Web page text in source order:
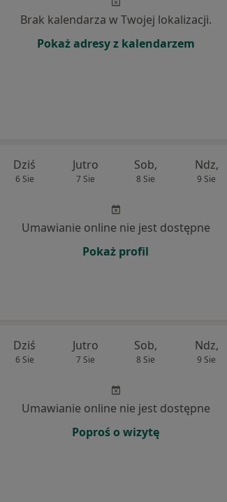
Brak kalendarza w Twojej lokalizacji.
Pokaż adresy z kalendarzem
Dziś
6 Sie
Jutro
7 Sie
Sob,
8 Sie
Ndz,
9 Sie
Umawianie online nie jest dostępne
Pokaż profil
Dziś
6 Sie
Jutro
7 Sie
Sob,
8 Sie
Ndz,
9 Sie
Umawianie online nie jest dostępne
Poproś o wizytę